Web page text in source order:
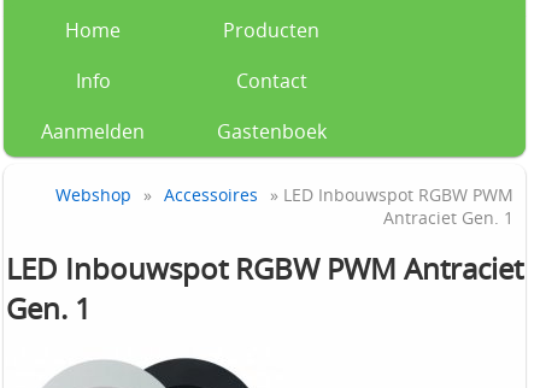
Home
Producten
Info
Contact
Aanmelden
Gastenboek
Webshop » Accessoires
» LED Inbouwspot RGBW PWM
Antraciet Gen. 1
LED Inbouwspot RGBW PWM Antraciet
Gen. 1